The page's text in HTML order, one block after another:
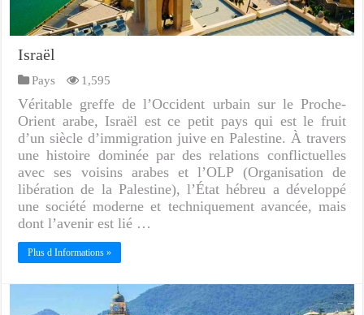
Israël
Pays 1,595
Véritable greffe de l’Occident urbain sur le Proche-
Orient arabe, Israël est ce petit pays qui est le fruit
d’un siècle d’immigration juive en Palestine. À travers
une histoire dominée par des relations conflictuelles
avec ses voisins arabes et l’OLP (Organisation de
libération de la Palestine), l’État hébreu a développé
une société moderne et techniquement avancée, mais
dont l’avenir est lié …
Plus d Informations »